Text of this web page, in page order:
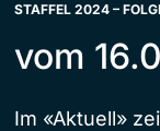
STAFFEL 2024 –
vom
Im «Aktuell»